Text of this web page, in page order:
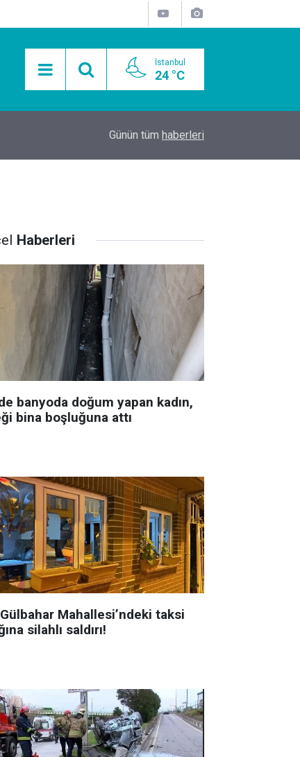
İstanbul
24 °C
Mobil Araçlarla Hayır Lokması Dağıtımının
Günün tüm haberleri
Haberleri
banyoda doğum yapan kadın,
bina boşluğuna attı
Mahallesi’ndeki taksi
silahlı saldırı!